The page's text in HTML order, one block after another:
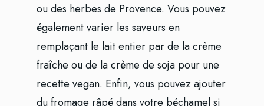
ou des herbes de Provence. Vous pouvez
également varier les saveurs en
remplaçant le lait entier par de la crème
fraîche ou de la crème de soja pour une
recette vegan. Enfin, vous pouvez ajouter
du fromage râpé dans votre béchamel si